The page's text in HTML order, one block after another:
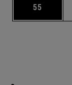
Página
55